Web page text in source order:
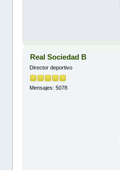
Real Sociedad B
Director deportivo
Mensajes: 5078